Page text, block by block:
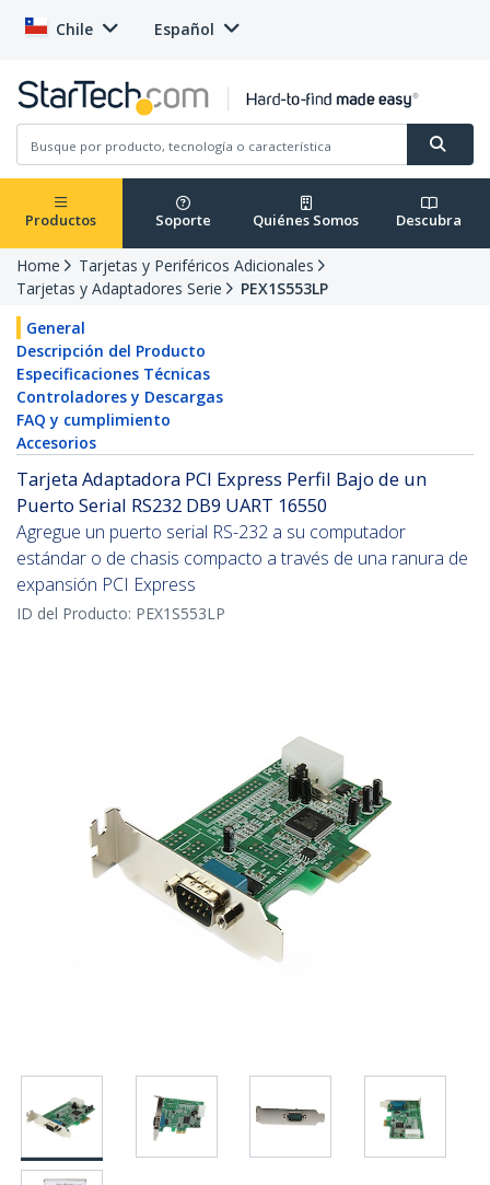
Chile Español
Productos Soporte Quiénes Somos Descubra
Home
Tarjetas y Periféricos Adicionales
Tarjetas y Adaptadores Serie
PEX1S553LP
General
Descripción del Producto
Especificaciones Técnicas
Controladores y Descargas
FAQ y cumplimiento
Accesorios
Tarjeta Adaptadora PCI Express Perfil Bajo de un
Puerto Serial RS232 DB9 UART 16550
Agregue un puerto serial RS-232 a su computador
estándar o de chasis compacto a través de una ranura de
expansión PCI Express
ID del Producto: PEX1S553LP